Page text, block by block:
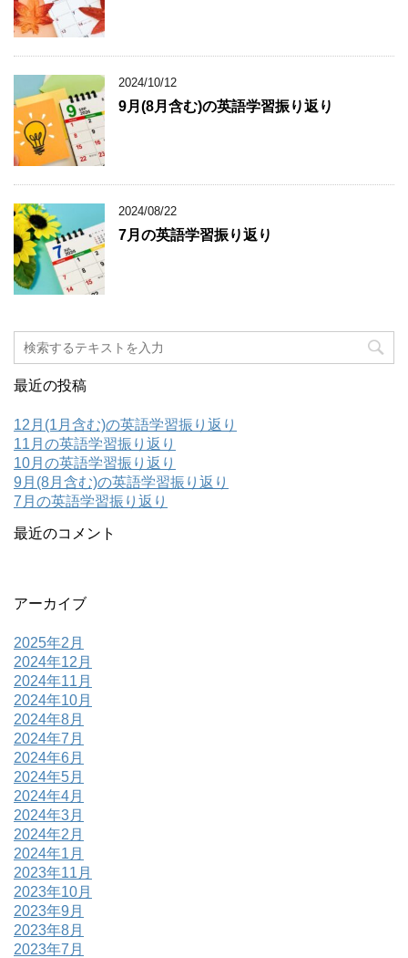
2024/10/12
9月(8月含む)の英語学習振り返り
2024/08/22
7月の英語学習振り返り
最近の投稿
12月(1月含む)の英語学習振り返り
11月の英語学習振り返り
10月の英語学習振り返り
9月(8月含む)の英語学習振り返り
7月の英語学習振り返り
最近のコメント
アーカイブ
2025年2月
2024年12月
2024年11月
2024年10月
2024年8月
2024年7月
2024年6月
2024年5月
2024年4月
2024年3月
2024年2月
2024年1月
2023年11月
2023年10月
2023年9月
2023年8月
2023年7月